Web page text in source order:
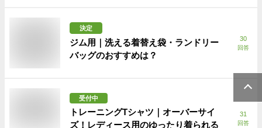
決定
ジム用｜洗える着替え袋・ランドリー
バッグのおすすめは？
30
回答
受付中
トレーニングTシャツ｜オーバーサイ
ズ！レディース用のゆったり着られる
31
回答